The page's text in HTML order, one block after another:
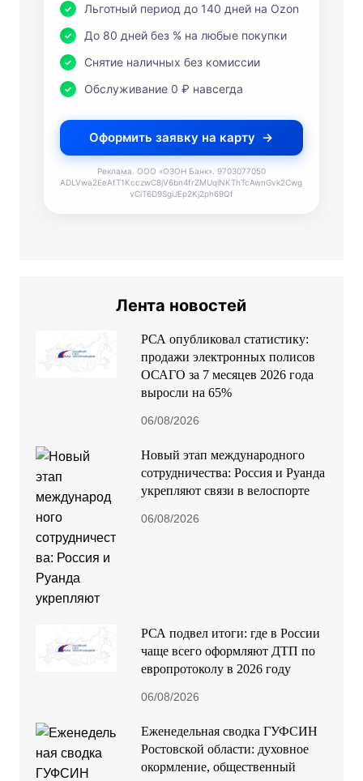
Льготный период до 140 дней на Ozon
До 80 дней без % на любые покупки
Снятие наличных без комиссии
Обслуживание 0 ₽ навсегда
Оформить заявку на карту
Реклама. ООО «ОЗОН Банк». 9703077050
ADLVwa2EeAfT1KcczwC8jV6bn4frZMUqiNKThTcAwnGvk2Cwg
vCiT6D9SgiJEp2Kj2ph69Qf
Лента новостей
РСА опубликовал статистику:
продажи электронных полисов
ОСАГО за 7 месяцев 2026 года
выросли на 65%
06/08/2026
Новый этап международного
сотрудничества: Россия и Руанда
укрепляют связи в велоспорте
06/08/2026
РСА подвел итоги: где в России
чаще всего оформляют ДТП по
европротоколу в 2026 году
06/08/2026
Еженедельная сводка ГУФСИН
Ростовской области: духовное
окормление, общественный